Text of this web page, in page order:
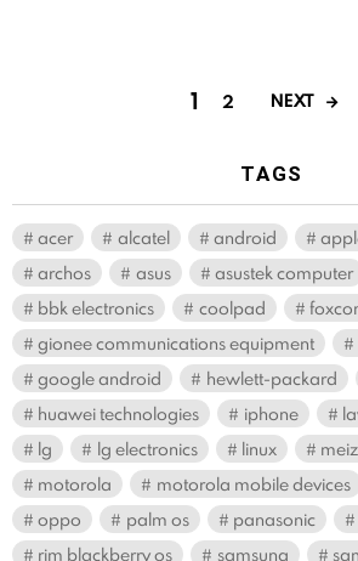
1 2 NEXT
TAGS
acer alcatel android
archos
asus asustek computer
bbk electronics
coolpad
gionee communications equipment
google android
hewlett-packard
huawei technologies
iphone
lg
lg electronics linux
motorola
motorola mobile devices
oppo
palm os panasonic
rim blackberry os
samsung